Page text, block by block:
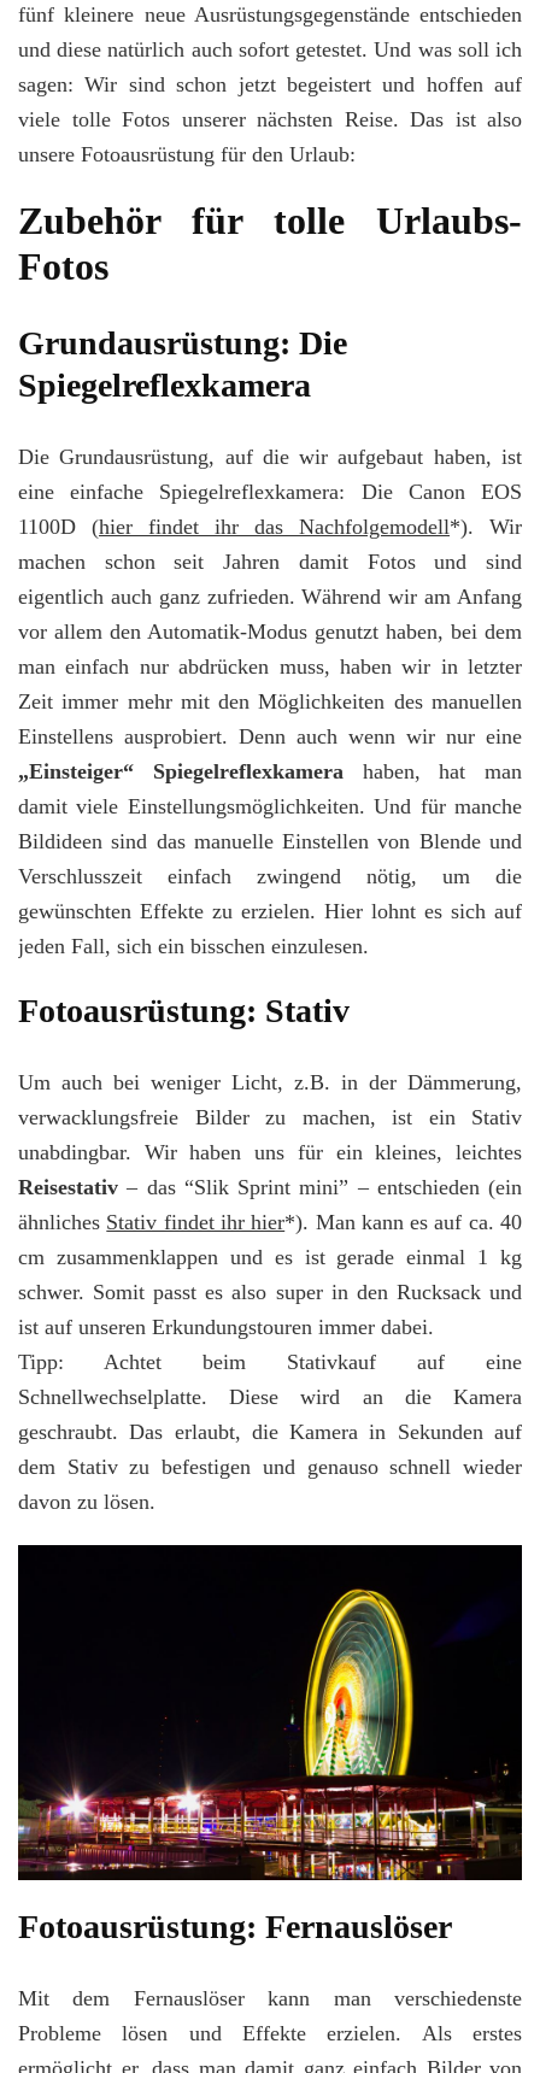
fünf kleinere neue Ausrüstungsgegenstände entschieden
und diese natürlich auch sofort getestet. Und was soll ich
sagen: Wir sind schon jetzt begeistert und hoffen auf
viele tolle Fotos unserer nächsten Reise. Das ist also
unsere Fotoausrüstung für den Urlaub:
Zubehör für tolle Urlaubs-
Fotos
Grundausrüstung: Die
Spiegelreflexkamera
Die Grundausrüstung, auf die wir aufgebaut haben, ist
eine einfache Spiegelreflexkamera: Die Canon EOS
1100D (hier findet ihr das Nachfolgemodell*). Wir
machen schon seit Jahren damit Fotos und sind
eigentlich auch ganz zufrieden. Während wir am Anfang
vor allem den Automatik-Modus genutzt haben, bei dem
man einfach nur abdrücken muss, haben wir in letzter
Zeit immer mehr mit den Möglichkeiten des manuellen
Einstellens ausprobiert. Denn auch wenn wir nur eine
„Einsteiger“ Spiegelreflexkamera haben, hat man
damit viele Einstellungsmöglichkeiten. Und für manche
Bildideen sind das manuelle Einstellen von Blende und
Verschlusszeit einfach zwingend nötig, um die
gewünschten Effekte zu erzielen. Hier lohnt es sich auf
jeden Fall, sich ein bisschen einzulesen.
Fotoausrüstung: Stativ
Um auch bei weniger Licht, z.B. in der Dämmerung,
verwacklungsfreie Bilder zu machen, ist ein Stativ
unabdingbar. Wir haben uns für ein kleines, leichtes
Reisestativ – das “Slik Sprint mini” – entschieden (ein
ähnliches Stativ findet ihr hier*). Man kann es auf ca. 40
cm zusammenklappen und es ist gerade einmal 1 kg
schwer. Somit passt es also super in den Rucksack und
ist auf unseren Erkundungstouren immer dabei.
Tipp: Achtet beim Stativkauf auf eine
Schnellwechselplatte. Diese wird an die Kamera
geschraubt. Das erlaubt, die Kamera in Sekunden auf
dem Stativ zu befestigen und genauso schnell wieder
davon zu lösen.
Fotoausrüstung: Fernauslöser
Mit dem Fernauslöser kann man verschiedenste
Probleme lösen und Effekte erzielen. Als erstes